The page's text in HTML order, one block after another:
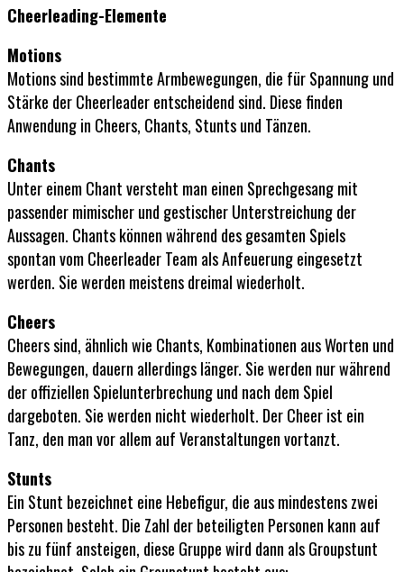
Cheerleading-Elemente
Motions
Motions sind bestimmte Armbewegungen, die für Spannung und
Stärke der Cheerleader entscheidend sind. Diese finden
Anwendung in Cheers, Chants, Stunts und Tänzen.
Chants
Unter einem Chant versteht man einen Sprechgesang mit
passender mimischer und gestischer Unterstreichung der
Aussagen. Chants können während des gesamten Spiels
spontan vom Cheerleader Team als Anfeuerung eingesetzt
werden. Sie werden meistens dreimal wiederholt.
Cheers
Cheers sind, ähnlich wie Chants, Kombinationen aus Worten und
Bewegungen, dauern allerdings länger. Sie werden nur während
der offiziellen Spielunterbrechung und nach dem Spiel
dargeboten. Sie werden nicht wiederholt. Der Cheer ist ein
Tanz, den man vor allem auf Veranstaltungen vortanzt.
Stunts
Ein Stunt bezeichnet eine Hebefigur, die aus mindestens zwei
Personen besteht. Die Zahl der beteiligten Personen kann auf
bis zu fünf ansteigen, diese Gruppe wird dann als Groupstunt